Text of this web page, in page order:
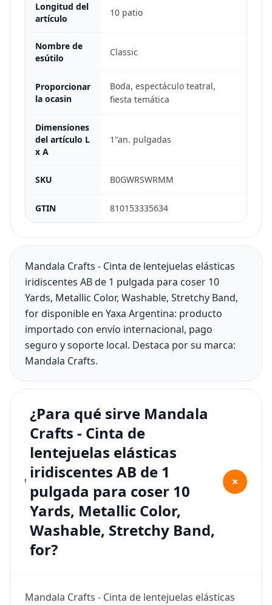
Longitud del
artículo
10 patio
Nombre de
esútilo
Classic
Proporcionar
la ocasin
Boda, espectáculo teatral,
fiesta temática
Dimensiones
del artículo L
x A
1"an. pulgadas
SKU B0GWRSWRMM
GTIN 810153335634
Mandala Crafts - Cinta de lentejuelas elásticas
iridiscentes AB de 1 pulgada para coser 10
Yards, Metallic Color, Washable, Stretchy Band,
for disponible en Yaxa Argentina: producto
importado con envío internacional, pago
seguro y soporte local. Destaca por su marca:
Mandala Crafts.
¿Para qué sirve Mandala
Crafts - Cinta de
lentejuelas elásticas
iridiscentes AB de 1
pulgada para coser 10
Yards, Metallic Color,
Washable, Stretchy Band,
for?
+
Mandala Crafts - Cinta de lentejuelas elásticas